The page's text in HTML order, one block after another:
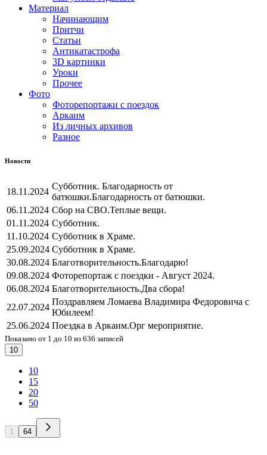
Материал
Начинающим
Притчи
Статьи
Антикатастрофа
3D картинки
Уроки
Прочее
Фото
Фоторепортажи с поездок
Аркаим
Из личных архивов
Разное
Новости
18.11.2024
Субботник. Благодарность от
батюшки.Благодарность от батюшки.
06.11.2024 Сбор на СВО.Теплые вещи.
01.11.2024 Субботник.
11.10.2024 Субботник в Храме.
25.09.2024 Субботник в Храме.
30.08.2024 Благотворительность.Благодарю!
09.08.2024 Фоторепортаж с поездки - Август 2024.
06.08.2024 Благотворительность.Два сбора!
22.07.2024
Поздравляем Ломаева Владимира Федоровича с
Юбилеем!
25.06.2024 Поездка в Аркаим.Орг мероприятие.
Показано от 1 до 10 из 636 записей
10
10
15
20
50
1 64